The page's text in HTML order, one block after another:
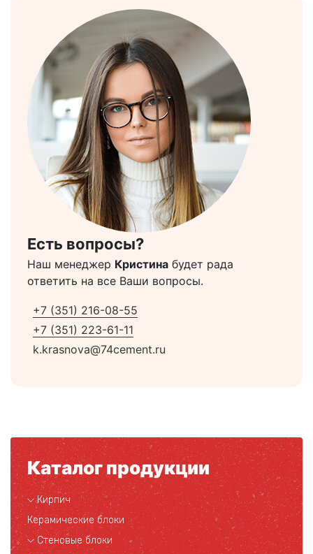
Есть вопросы?
Наш менеджер Кристина будет рада
ответить на все Ваши вопросы.
+7 (351) 216-08-55
+7 (351) 223-61-11
k.krasnova@74cement.ru
Каталог продукции
Кирпич
Керамические блоки
Стеновые блоки